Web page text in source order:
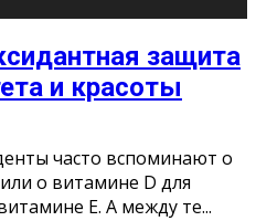
защита
и красоты
часто вспоминают о
о витамине D для
Е. А между те...